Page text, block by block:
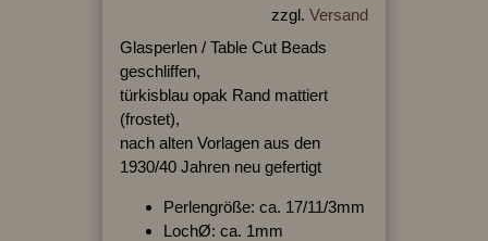
zzgl. Versand
Glasperlen / Table Cut Beads
geschliffen,
türkisblau opak Rand mattiert
(frostet),
nach alten Vorlagen aus den
1930/40 Jahren neu gefertigt
Perlengröße: ca. 17/11/3mm
LochØ: ca. 1mm